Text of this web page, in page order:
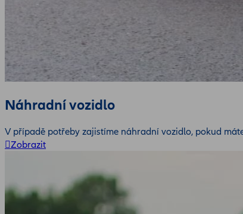
Náhradní vozidlo
V případě potřeby zajistíme náhradní vozidlo, pokud
Zobrazit